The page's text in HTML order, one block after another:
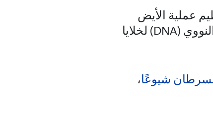
عملية الأيض
بالجسم. يحدث سرطان الغدة الدرقية عندما تطرأ تغييرات في الحمض النووي (DNA) لخلايا
شيوعًا،